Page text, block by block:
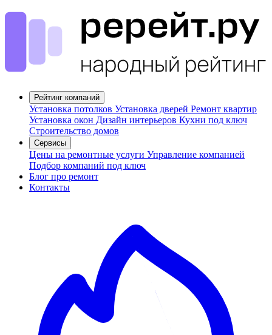
Рейтинг компаний
Установка потолков Установка дверей Ремонт квартир
Установка окон Дизайн интерьеров Кухни под ключ
Строительство домов
Сервисы
Цены на ремонтные услуги Управление компанией
Подбор компаний под ключ
Блог про ремонт
Контакты